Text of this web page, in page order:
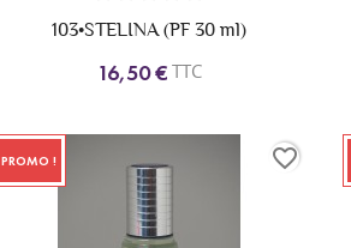
103•STELINA (PF 30 ml)
16,50 €TTC
PROMO ! favorite_border